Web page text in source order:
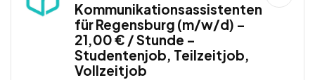
Kommunikationsassistenten
für Regensburg (m/w/d) –
21,00 € / Stunde –
Studentenjob, Teilzeitjob,
Vollzeitjob